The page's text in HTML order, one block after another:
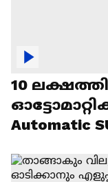
10
Automatic